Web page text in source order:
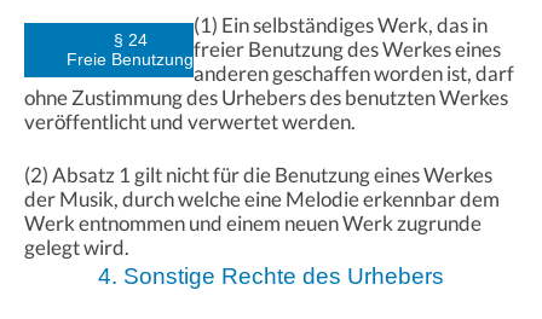
§ 24
Freie Benutzung
(1) Ein selbständiges Werk, das in
freier Benutzung des Werkes eines
anderen geschaffen worden ist, darf
ohne Zustimmung des Urhebers des benutzten Werkes
veröffentlicht und verwertet werden.
(2) Absatz 1 gilt nicht für die Benutzung eines Werkes
der Musik, durch welche eine Melodie erkennbar dem
Werk entnommen und einem neuen Werk zugrunde
gelegt wird.
4. Sonstige Rechte des Urhebers